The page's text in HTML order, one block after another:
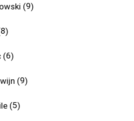
9
8
6
9
5